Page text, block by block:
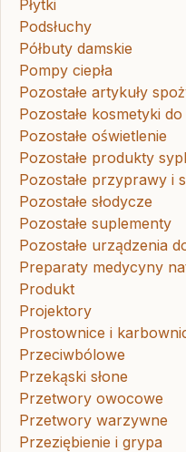
Płytki
Podsłuchy
Półbuty damskie
Pompy ciepła
Pozostałe artykuły
Pozostałe kosmetyki do
Pozostałe oświetlenie
Pozostałe produkty
Pozostałe przyprawy i
Pozostałe słodycze
Pozostałe suplementy
Pozostałe urządzenia
Preparaty medycyny
Produkt
Projektory
Prostownice i
Przeciwbólowe
Przekąski słone
Przetwory owocowe
Przetwory warzywne
Przeziębienie i grypa